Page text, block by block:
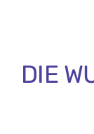
DIE